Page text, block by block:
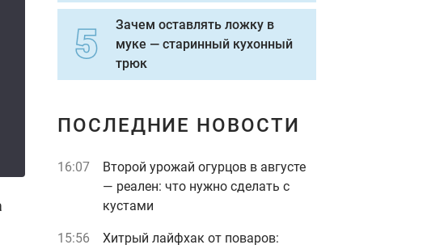
Зачем оставлять ложку в
муке — старинный кухонный
трюк
ПОСЛЕДНИЕ НОВОСТИ
16:07
Второй урожай огурцов в августе
— реален: что нужно сделать с
кустами
15:56
Хитрый лайфхак от поваров: